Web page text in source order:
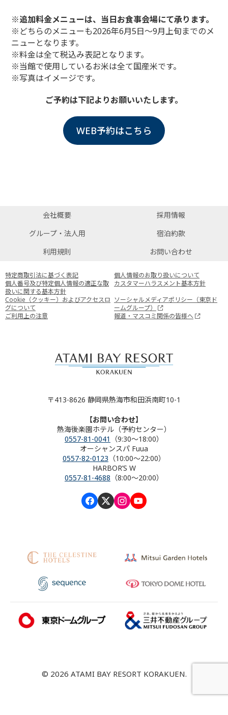
※追加料金メニューは、当日お食事会場にて承ります。
※どちらのメニューも2026年6月5日～9月上旬までのメ
ニューとなります。
※料金は全て税込み表記となります。
※当館で使用しているお米は全て国産米です。
※写真はイメージです。
ご予約は下記よりお願いいたします。
WEB予約はこちら
会社概要
採用情報
グループ・法人用
宿泊約款
利用規則
お問い合わせ
特定商取引法に基づく表記
個人情報のお取り扱いについて
個人番号及び特定個人情報の適正な取
扱いに関する基本方針
カスタマーハラスメント基本方針
Cookie（クッキー）およびアクセスロ
グについて
ソーシャルメディアポリシー（東京ド
ームグループ）
ご利用上の注意
報道・マスコミ関係の皆様へ
〒413-8626 静岡県熱海市和田浜南町10-1
【お問い合わせ】
熱海後楽園ホテル（予約センター）
0557-81-0041
（9:30～18:00）
オーシャンスパ Fuua
0557-82-0123 （10:00～22:00）
HARBOR’S W
0557-81-4688 （8:00～20:00）
© 2026 ATAMI BAY RESORT KORAKUEN.